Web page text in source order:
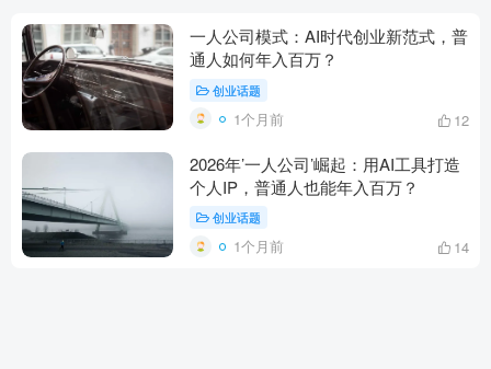
一人公司模式：AI时代创业新范式，普
通人如何年入百万？
创业话题
1个月前 12
2026年’一人公司’崛起：用AI工具打造
个人IP，普通人也能年入百万？
创业话题
1个月前 14